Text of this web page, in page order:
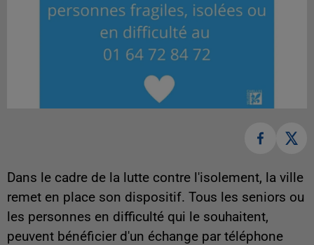
Dans le cadre de la lutte contre l'isolement, la ville
remet en place son dispositif. Tous les seniors ou
les personnes en difficulté qui le souhaitent,
peuvent bénéficier d'un échange par téléphone